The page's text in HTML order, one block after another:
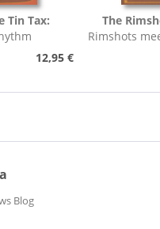
Tin Tax:
12,95 €
The
Rimshots
Blog